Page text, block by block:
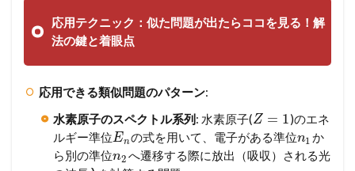
応用テクニック：似た問題が出たらココを見る！解
法の鍵と着眼点
応用できる類似問題のパターン:
水素原子のスペクトル系列 : 水素原子(Z = 1)のエネ
ルギー準位Enの式を用いて、電子がある準位n1 か
ら別の準位n2 へ遷移する際に放出（吸収）される光